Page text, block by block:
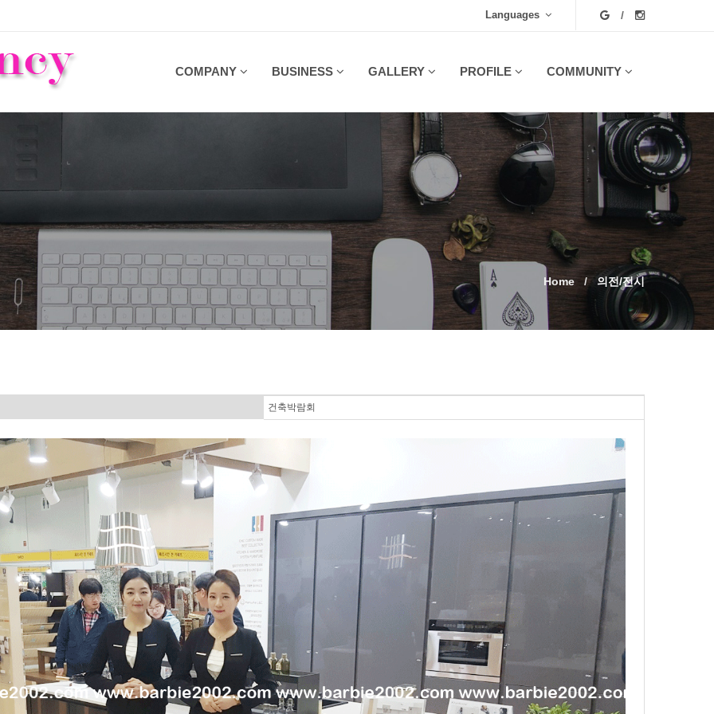
Languages
COMPANY BUSINESS GALLERY PROFILE COMMUNITY
Home 의전/전시
건축박람회